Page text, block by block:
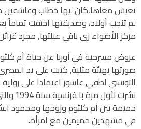
تعيش معاها,كان ليها خطاب وعاشقين
لم تنجب أولاد، وصديقتها اختفت
مركز الأضواء زي باقي عيلتها, مجرد
صورتها بهيئة مثلية, كتبت على يد
التونسي لطفي عاشور اعتمادا على
نشرت
حميمة بين أم كلثوم وزوجها ومحمود
في مشهدين حميمين مع امرأة.